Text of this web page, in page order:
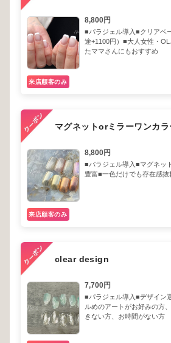
8,800円
■パラジェル導入■クリアベ
途+1100円）■大人女性・
たママさんにもおすすめ
来店顧客のみ
マグネットorミラーワンカラ
8,800円
■パラジェル導入■マグネッ
豊富■一色だけでも存在感
来店顧客のみ
clear design
7,700円
■パラジェル導入■デザイン
ルめのアートがお好みの方
きない方、お時間がない方